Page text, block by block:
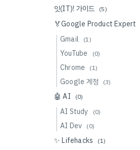
잇(IT)! 가이드 (5)
🏅Google Product Expert
Gmail (1)
YouTube (0)
Chrome (1)
Google 계정 (3)
🤖 AI (0)
AI Study (0)
AI Dev (0)
✨ Lifehacks (1)